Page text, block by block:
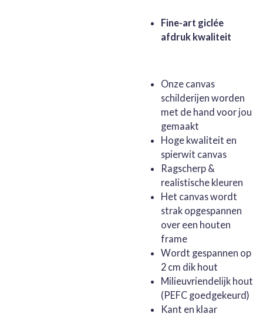
Fine-art giclée
afdruk kwaliteit
Onze canvas
schilderijen worden
met de hand voor jou
gemaakt
Hoge kwaliteit en
spierwit canvas
Ragscherp &
realistische kleuren
Het canvas wordt
strak opgespannen
over een houten
frame
Wordt gespannen op
2 cm dik hout
Milieuvriendelijk hout
(PEFC goedgekeurd)
Kant en klaar